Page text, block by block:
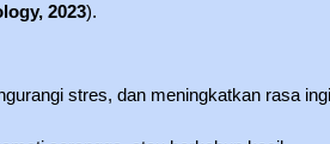
2023).
stres, dan meningkatkan rasa